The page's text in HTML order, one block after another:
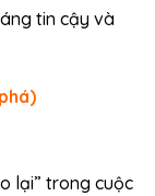
tin cậy và
lại” trong cuộc